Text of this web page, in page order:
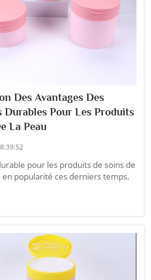
Des Avantages Des
Durables Pour Les Produits
La Peau
pour les produits de soins de
en popularité ces derniers temps.
personnes attachent de
la façon dont leurs produits sont
ce type d'emballage
plus respectueux de
Ces matériaux peuvent être